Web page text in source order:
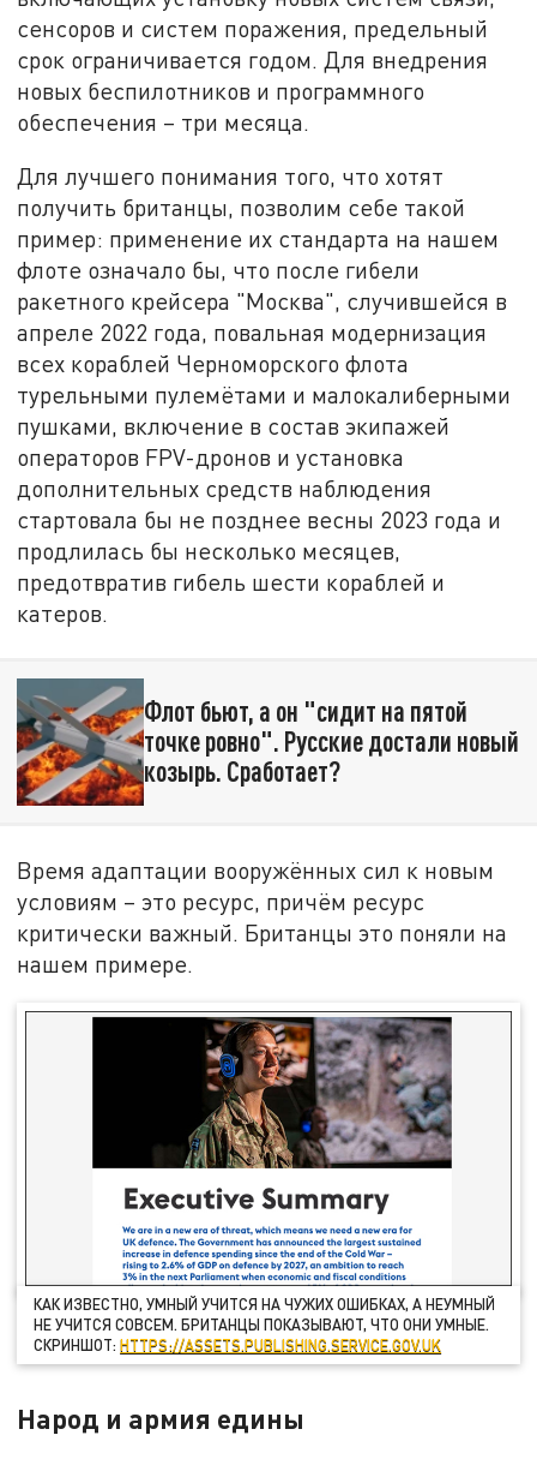
сенсоров и систем поражения, предельный
срок ограничивается годом. Для внедрения
новых беспилотников и программного
обеспечения – три месяца.
Для лучшего понимания того, что хотят
получить британцы, позволим себе такой
пример: применение их стандарта на нашем
флоте означало бы, что после гибели
ракетного крейсера "Москва", случившейся в
апреле 2022 года, повальная модернизация
всех кораблей Черноморского флота
турельными пулемётами и малокалиберными
пушками, включение в состав экипажей
операторов FPV-дронов и установка
дополнительных средств наблюдения
стартовала бы не позднее весны 2023 года и
продлилась бы несколько месяцев,
предотвратив гибель шести кораблей и
катеров.
Флот бьют, а он "сидит на пятой
точке ровно". Русские достали новый
козырь. Сработает?
Время адаптации вооружённых сил к новым
условиям – это ресурс, причём ресурс
критически важный. Британцы это поняли на
нашем примере.
КАК ИЗВЕСТНО, УМНЫЙ УЧИТСЯ НА ЧУЖИХ ОШИБКАХ, А НЕУМНЫЙ
НЕ УЧИТСЯ СОВСЕМ. БРИТАНЦЫ ПОКАЗЫВАЮТ, ЧТО ОНИ УМНЫЕ.
СКРИНШОТ:HTTPS://ASSETS.PUBLISHING.SERVICE.GOV.UK
Народ и армия едины